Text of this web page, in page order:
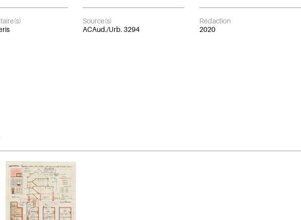
Source(s)
ACAud./Urb. 3294
Rédaction
2020